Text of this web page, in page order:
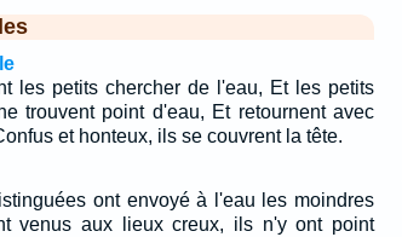
les petits chercher de l'eau, Et les petits
trouvent point d'eau, Et retournent avec
et honteux, ils se couvrent la tête.
ont envoyé à l'eau les moindres
venus aux lieux creux, ils n'y ont point